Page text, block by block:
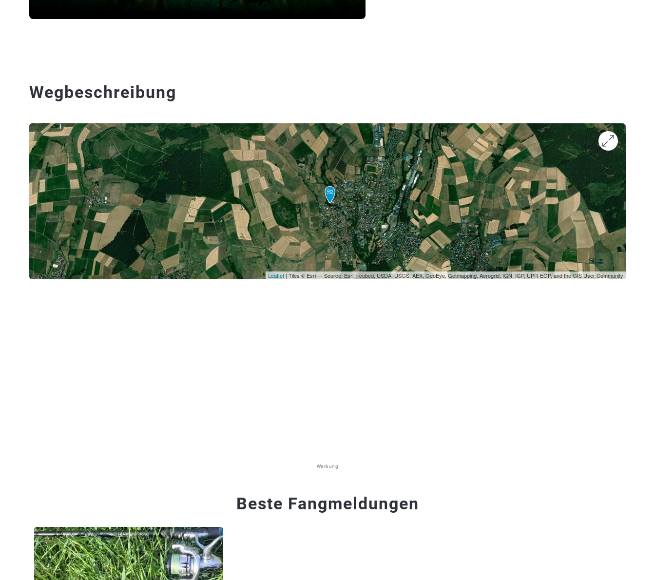
Wegbeschreibung
Leaflet | Tiles © Esri — Source: Esri, i-cubed, USDA, USGS, AEX, GeoEye, Getmapping, Aerogrid, IGN, IGP, UPR-EGP, and the GIS User Community
Werbung
Beste Fangmeldungen